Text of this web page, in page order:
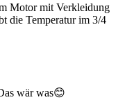
Motor mit Verkleidung
die Temperatur im 3/4
wär was😊